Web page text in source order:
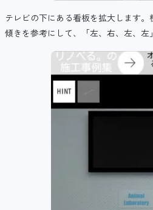
テレビの下にある看板を拡大します
傾きを参考にして、「左、右、左、左